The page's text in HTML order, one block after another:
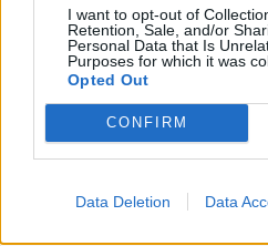
I want to opt-out of
Retention, Sale, and/or
Personal Data that Is
Purposes for which it was
Opted Out
CONFIRM
Data Deletion Data
κτηνοτρόφους για ευλογιά,
πυρετό
06/08/2026 - 15:33 ΟΙΚΟΝΟΜΙΑ
Στ. Παπασταύρου: Άμεσα
Δυτική Αττική
06/08/2026 - 15:17 ΠΟΛΙΤΙΚΗ
Συνάλλαγμα: Το ευρώ